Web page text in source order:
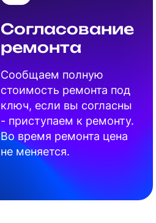
Согласование
ремонта
Cообщаем полную
стоимость ремонта под
ключ, если вы согласны
- приступаем к ремонту.
Во время ремонта цена
не меняется.